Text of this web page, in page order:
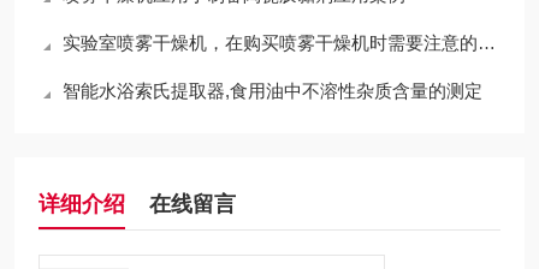
实验室喷雾干燥机，在购买喷雾干燥机时需要注意的问题有哪些
智能水浴索氏提取器,食用油中不溶性杂质含量的测定
详细介绍 在线留言